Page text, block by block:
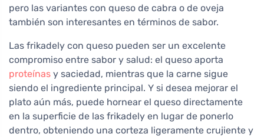
pero las variantes con queso de cabra o de oveja
también son interesantes en términos de sabor.
Las frikadely con queso pueden ser un excelente
compromiso entre sabor y salud: el queso aporta
proteínas y saciedad, mientras que la carne sigue
siendo el ingrediente principal. Y si desea mejorar el
plato aún más, puede hornear el queso directamente
en la superficie de las frikadely en lugar de ponerlo
dentro, obteniendo una corteza ligeramente crujiente y